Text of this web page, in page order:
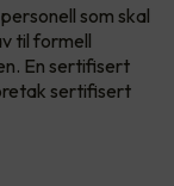
som skal
til formell
En sertifisert
sertifisert